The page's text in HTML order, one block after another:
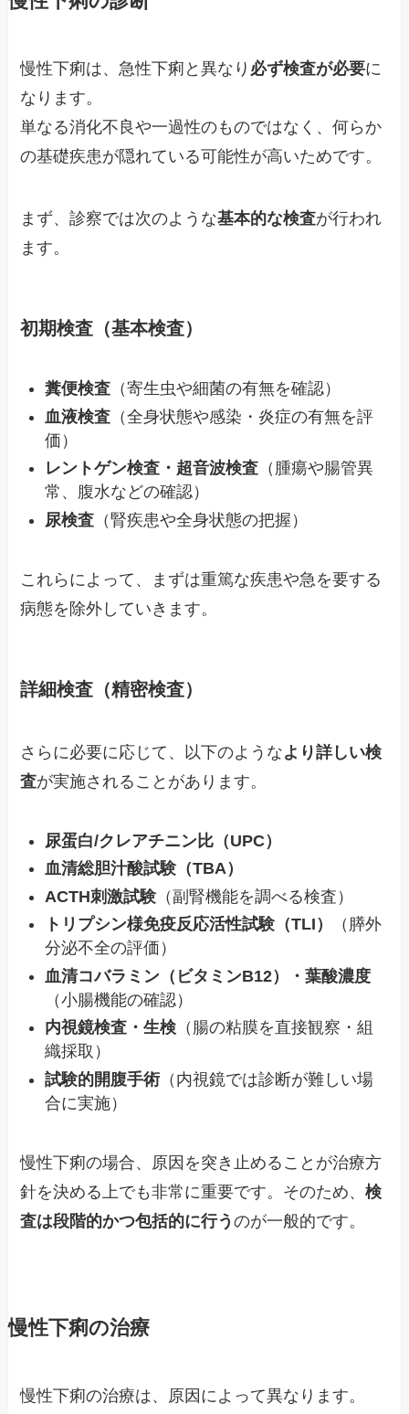
慢性下痢は、急性下痢と異なり 必ず検査が必要に
なります。
単なる消化不良や一過性のものではなく、何らか
の基礎疾患が隠れている可能性が高いためです。
まず、診察では次のような基本的な検査が行われ
ます。
初期検査（基本検査）
糞便検査 （寄生虫や細菌の有無を確認）
血液検査 （全身状態や感染・炎症の有無を評
価）
レントゲン検査・超音波検査 （腫瘍や腸管異
常、腹水などの確認）
尿検査 （腎疾患や全身状態の把握）
これらによって、まずは重篤な疾患や急を要する
病態を除外していきます。
詳細検査（精密検査）
さらに必要に応じて、以下のようなより詳しい検
査が実施されることがあります。
尿蛋白/クレアチニン比（UPC）
血清総胆汁酸試験（TBA）
ACTH刺激試験 （副腎機能を調べる検査）
トリプシン様免疫反応活性試験（TLI）
（膵外
分泌不全の評価）
血清コバラミン（ビタミンB12）・葉酸濃度
（小腸機能の確認）
内視鏡検査・生検 （腸の粘膜を直接観察・組
織採取）
試験的開腹手術 （内視鏡では診断が難しい場
合に実施）
慢性下痢の場合、原因を突き止めることが治療方
針を決める上でも非常に重要です。そのため、検
査は段階的かつ包括的に行うのが一般的です。
慢性下痢の治療
慢性下痢の治療は、原因によって異なります。